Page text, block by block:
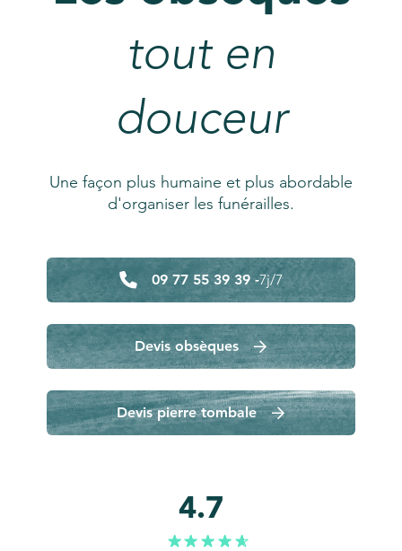
tout en
douceur
Une façon plus humaine et plus abordable
d'organiser les funérailles.
09 77 55 39 39 -7j/7
Devis obsèques
Devis pierre tombale
4.7